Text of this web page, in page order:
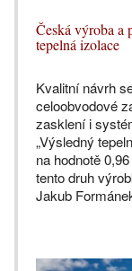
Česká výroba a
tepelná izolace
Kvalitní návrh
celoobvodové
zasklení i
„Výsledný
na hodnotě
tento druh
Jakub